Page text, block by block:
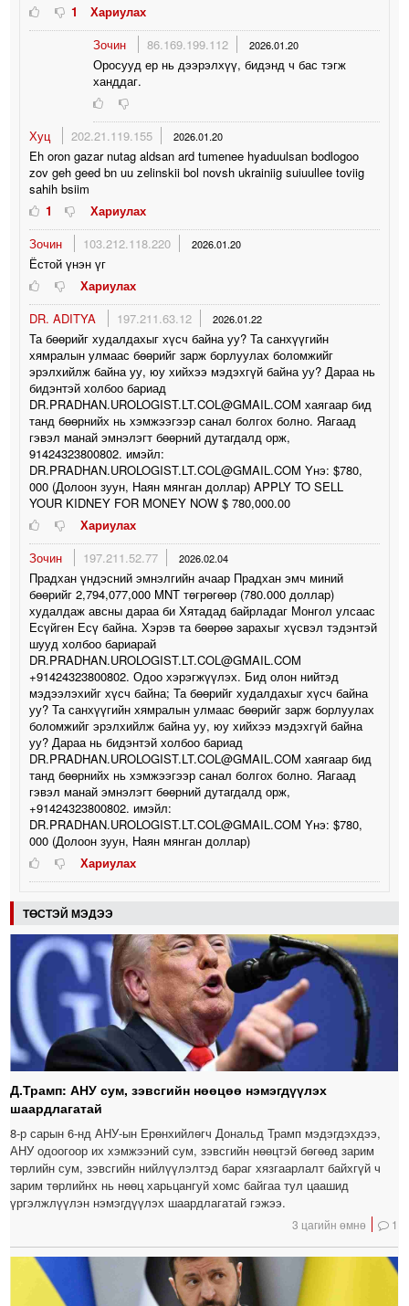
1
Хариулах
Зочин
86.169.199.112 2026.01.20
Оросууд ер нь дээрэлхүү, бидэнд ч бас тэгж
ханддаг.
Хуц 202.21.119.155 2026.01.20
Eh oron gazar nutag aldsan ard tumenee hyaduulsan bodlogoo
zov geh geed bn uu zelinskii bol novsh ukrainiig suiuullee toviig
sahih bsiim
1
Хариулах
Зочин
103.212.118.220 2026.01.20
Ёстой үнэн үг
Хариулах
DR. ADITYA
197.211.63.12 2026.01.22
Та бөөрийг худалдахыг хүсч байна уу? Та санхүүгийн
хямралын улмаас бөөрийг зарж борлуулах боломжийг
эрэлхийлж байна уу, юу хийхээ мэдэхгүй байна уу? Дараа нь
бидэнтэй холбоо бариад
DR.PRADHAN.UROLOGIST.LT.COL@GMAIL.COM хаягаар бид
танд бөөрнийх нь хэмжээгээр санал болгох болно. Яагаад
гэвэл манай эмнэлэгт бөөрний дутагдалд орж,
91424323800802. имэйл:
DR.PRADHAN.UROLOGIST.LT.COL@GMAIL.COM Yнэ: $780,
000 (Долоон зуун, Наян мянган доллар) APPLY TO SELL
YOUR KIDNEY FOR MONEY NOW $ 780,000.00
Хариулах
Зочин
197.211.52.77 2026.02.04
Прадхан үндэсний эмнэлгийн ачаар Прадхан эмч миний
бөөрийг 2,794,077,000 MNT төгрөгөөр (780.000 доллар)
худалдаж авсны дараа би Хятадад байрладаг Монгол улсаас
Есүйген Есү байна. Хэрэв та бөөрөө зарахыг хүсвэл тэдэнтэй
шууд холбоо бариарай
DR.PRADHAN.UROLOGIST.LT.COL@GMAIL.COM
+91424323800802. Одоо хэрэгжүүлэх. Бид олон нийтэд
мэдээлэхийг хүсч байна; Та бөөрийг худалдахыг хүсч байна
уу? Та санхүүгийн хямралын улмаас бөөрийг зарж борлуулах
боломжийг эрэлхийлж байна уу, юу хийхээ мэдэхгүй байна
уу? Дараа нь бидэнтэй холбоо бариад
DR.PRADHAN.UROLOGIST.LT.COL@GMAIL.COM хаягаар бид
танд бөөрнийх нь хэмжээгээр санал болгох болно. Яагаад
гэвэл манай эмнэлэгт бөөрний дутагдалд орж,
+91424323800802. имэйл:
DR.PRADHAN.UROLOGIST.LT.COL@GMAIL.COM Yнэ: $780,
000 (Долоон зуун, Наян мянган доллар)
Хариулах
ТӨСТЭЙ МЭДЭЭ
Д.Трамп: АНУ сум, зэвсгийн нөөцөө нэмэгдүүлэх
шаардлагатай
8-р сарын 6-нд АНУ-ын Ерөнхийлөгч Дональд Трамп мэдэгдэхдээ,
АНУ одоогоор их хэмжээний сум, зэвсгийн нөөцтэй бөгөөд зарим
төрлийн сум, зэвсгийн нийлүүлэлтэд бараг хязгаарлалт байхгүй ч
зарим төрлийнх нь нөөц харьцангуй хомс байгаа тул цаашид
үргэлжлүүлэн нэмэгдүүлэх шаардлагатай гэжээ.
3 цагийн өмнө 1